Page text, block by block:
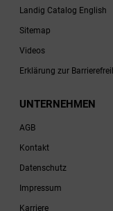
Landig Catalog English
Sitemap
Videos
Erklärung zur
UNTERNEHMEN
AGB
Kontakt
Datenschutz
Impressum
Karriere